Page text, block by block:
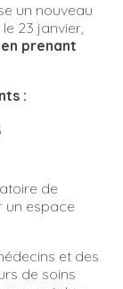
un nouveau
23 janvier,
prenant
:
de
un espace
et des
de soins